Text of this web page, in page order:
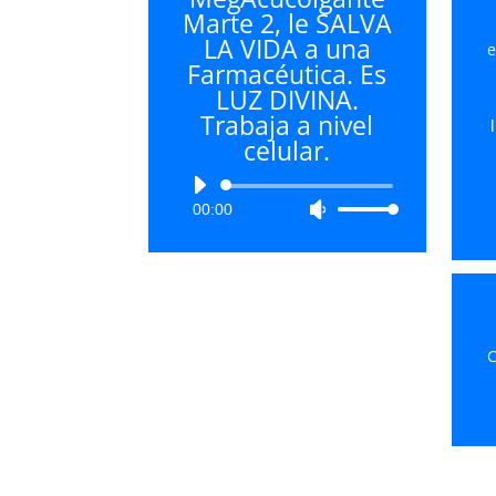
Marte 2, le SALVA
LA VIDA a una
Farmacéutica. Es
LUZ DIVINA.
Trabaja a nivel
celular.
Reproductor
00:00
Utiliza